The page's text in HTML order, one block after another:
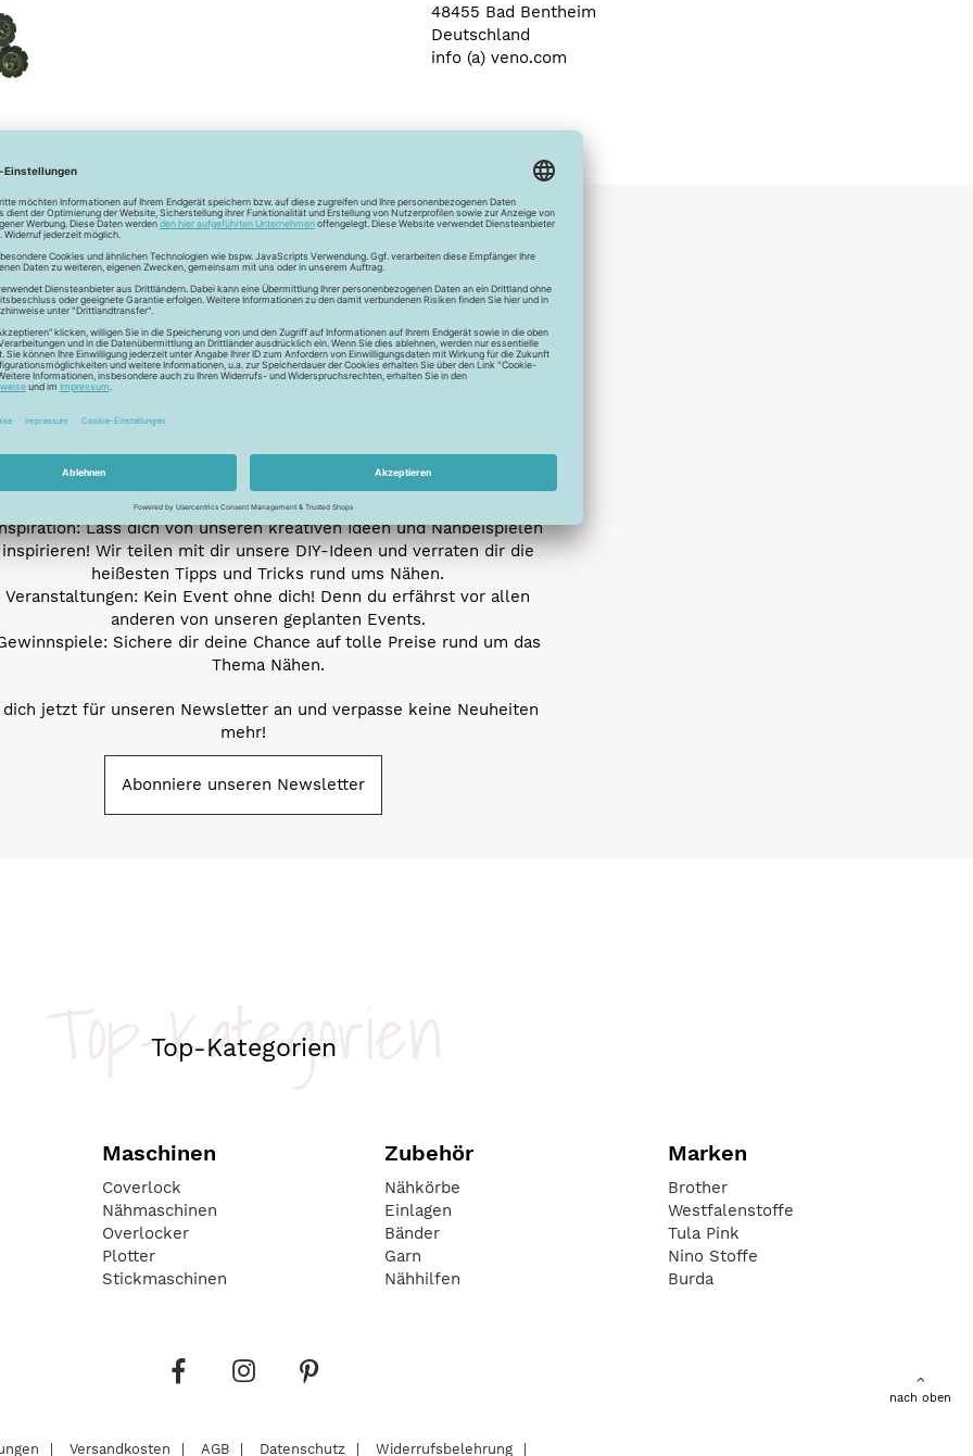
48455 Bad Bentheim
Deutschland
info (a) veno.com
Unser Newsletter
Newsletter
jetzt unseren exklusiven Newsletter und profitiere von zahlreichen
Vorteilen:
Aktionen und Rabatte: Als Newsletter Abonnent erfährst du als erstes
Neue Stoffe entdecken: Wir informieren dich regelmäßig über die
neuesten Stofftrends der Saison. Plane mit uns deine neuen
Nähprojekte.
Lass dich von unseren kreativen Ideen und Nähbeispielen
inspirieren! Wir teilen mit dir unsere DIY-Ideen und verraten dir die
heißesten Tipps und Tricks rund ums Nähen.
Veranstaltungen: Kein Event ohne dich! Denn du erfährst vor allen
anderen von unseren geplanten Events.
Sichere dir deine Chance auf tolle Preise rund um das
Thema Nähen.
dich jetzt für unseren Newsletter an und verpasse keine Neuheiten
mehr!
Abonniere unseren Newsletter
Top-Kategorien
Top-Kategorien
Maschinen
Coverlock
Nähmaschinen
Overlocker
Plotter
Stickmaschinen
Zubehör
Nähkörbe
Einlagen
Bänder
Garn
Nähhilfen
Marken
Brother
Westfalenstoffe
Tula Pink
Nino Stoffe
Burda
nach oben
Versandkosten AGB Datenschutz Widerrufsbelehrung